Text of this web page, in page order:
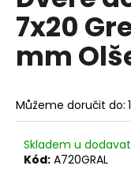
0,0
z
5
hvězdiček.
7x20
mm
Můžeme doručit do:
Skladem u
Kód: A720GRAL
a
j
í
?